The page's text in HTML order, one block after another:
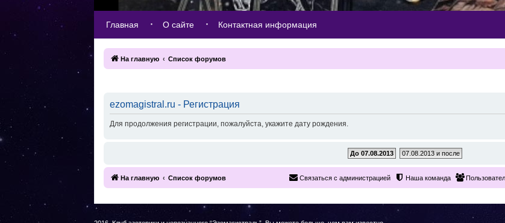
Главная О сайте Контактная информация
На главную Список форумов
ezomagistral.ru - Регистрация
Для продолжения регистрации, пожалуйста, укажите дату рождения.
До 07.08.2013 07.08.2013 и после
На главную Список форумов Наша команда
Связаться с администрацией